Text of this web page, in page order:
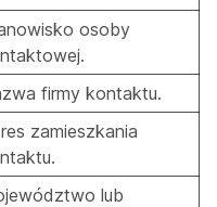
osoby
firmy kontaktu.
zamieszkania
lub